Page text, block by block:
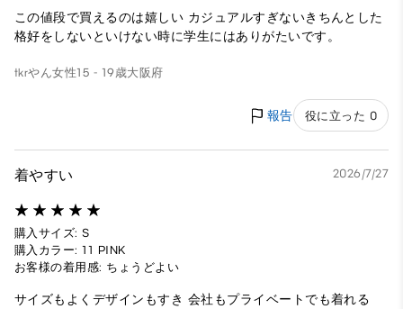
この値段で買えるのは嬉しい カジュアルすぎないきちんとした
格好をしないといけない時に学生にはありがたいです。
tkrやん女性15 - 19歳大阪府
報告 役に立った 0
着やすい 2026/7/27
購入サイズ: S
購入カラー: 11 PINK
お客様の着用感: ちょうどよい
サイズもよくデザインもすき 会社もプライベートでも着れる